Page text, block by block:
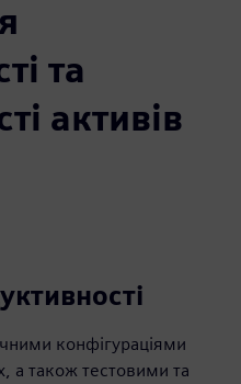
та
активів
конфігураціями
а також тестовими та